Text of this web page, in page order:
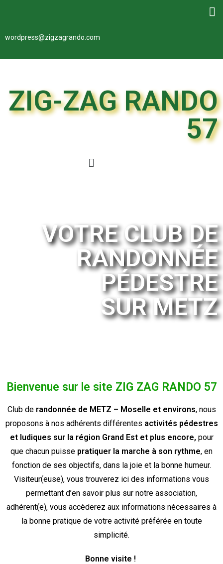
wordpress@zigzagrando.com
ZIG-ZAG RANDO
57
VOTRE CLUB DE
RANDONNÉE
PÉDESTRE
SUR METZ
Bienvenue sur le site ZIG ZAG RANDO 57
Club de randonnée de METZ – Moselle et environs, nous
proposons à nos adhérents différentes activités pédestres
et ludiques sur la région Grand Est et plus encore, pour
que chacun puisse pratiquer la marche à son rythme, en
fonction de ses objectifs, dans la joie et la bonne humeur.
Visiteur(euse), vous trouverez ici des informations vous
permettant d’en savoir plus sur notre association,
adhérent(e), vous accèderez aux informations nécessaires à
la bonne pratique de votre activité préférée en toute
simplicité.
Bonne visite !